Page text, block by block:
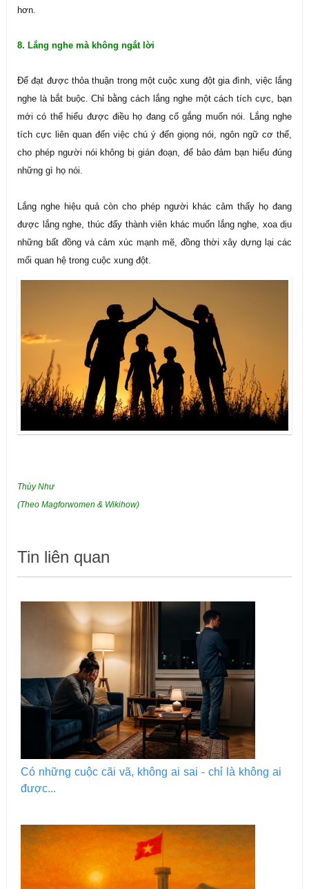
hơn.
8. Lắng nghe mà không ngắt lời
Để đạt được thỏa thuận trong một cuộc xung đột gia đình, việc lắng
nghe là bắt buộc. Chỉ bằng cách lắng nghe một cách tích cực, bạn
mới có thể hiểu được điều họ đang cố gắng muốn nói. Lắng nghe
tích cực liên quan đến việc chú ý đến giọng nói, ngôn ngữ cơ thể,
cho phép người nói không bị gián đoạn, để bảo đảm bạn hiểu đúng
những gì họ nói.
Lắng nghe hiệu quả còn cho phép người khác cảm thấy họ đang
được lắng nghe, thúc đẩy thành viên khác muốn lắng nghe, xoa dịu
những bất đồng và cảm xúc mạnh mẽ, đồng thời xây dựng lại các
mối quan hệ trong cuộc xung đột.
Thùy Như
(Theo Magforwomen & Wikihow)
Tin liên quan
Có những cuộc cãi vã, không ai sai - chỉ là không ai
được...